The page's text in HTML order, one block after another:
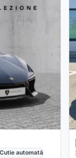
Cutie automată